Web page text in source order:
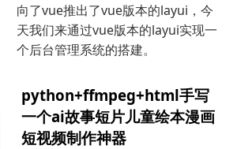
向了vue推出了vue版本的layui，今
天我们来通过vue版本的layui实现一
个后台管理系统的搭建。
python+ffmpeg+html手写
一个ai故事短片儿童绘本漫画
短视频制作神器